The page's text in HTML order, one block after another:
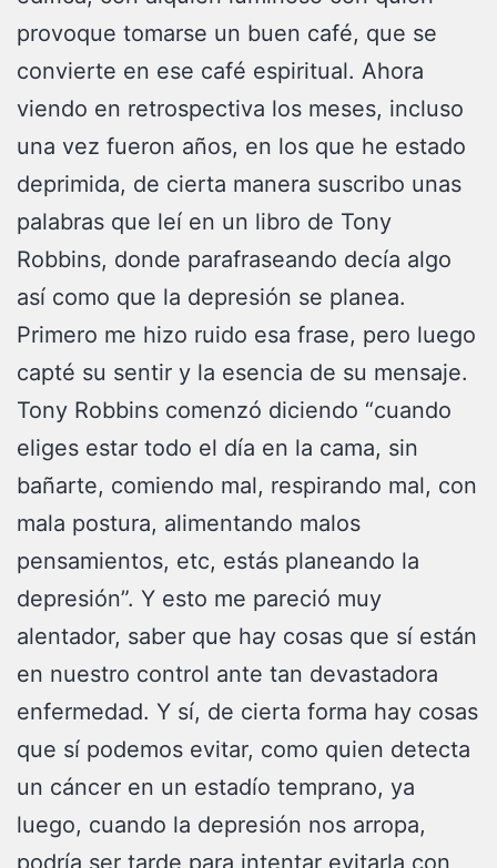
provoque tomarse un buen café, que se
convierte en ese café espiritual. Ahora
viendo en retrospectiva los meses, incluso
una vez fueron años, en los que he estado
deprimida, de cierta manera suscribo unas
palabras que leí en un libro de Tony
Robbins, donde parafraseando decía algo
así como que la depresión se planea.
Primero me hizo ruido esa frase, pero luego
capté su sentir y la esencia de su mensaje.
Tony Robbins comenzó diciendo “cuando
eliges estar todo el día en la cama, sin
bañarte, comiendo mal, respirando mal, con
mala postura, alimentando malos
pensamientos, etc, estás planeando la
depresión”. Y esto me pareció muy
alentador, saber que hay cosas que sí están
en nuestro control ante tan devastadora
enfermedad. Y sí, de cierta forma hay cosas
que sí podemos evitar, como quien detecta
un cáncer en un estadío temprano, ya
luego, cuando la depresión nos arropa,
podría ser tarde para intentar evitarla con